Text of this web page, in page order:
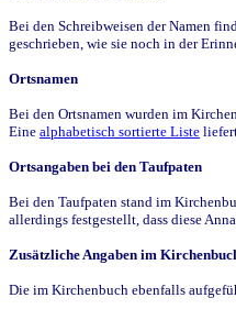
Bei den Schreibweisen der Namen
geschrieben, wie sie noch in der
Ortsnamen
Bei den Ortsnamen wurden im
Eine alphabetisch sortierte Liste
Ortsangaben bei den Taufpaten
Bei den Taufpaten stand im
allerdings festgestellt, dass diese
Zusätzliche Angaben im
Die im Kirchenbuch ebenfalls